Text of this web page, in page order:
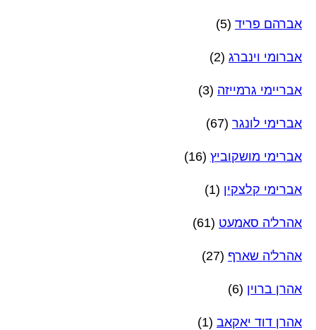
אברהם פריד (5)
אברומי וינברג (2)
אבריימי גרמייזה (3)
אברימי לונגר (67)
אברימי מושקוביץ (16)
אברימי קלצקין (1)
אהרל'ה סאמעט (61)
אהרל'ה שארף (27)
אהרן ברוין (6)
אהרן דוד יאקאב (1)